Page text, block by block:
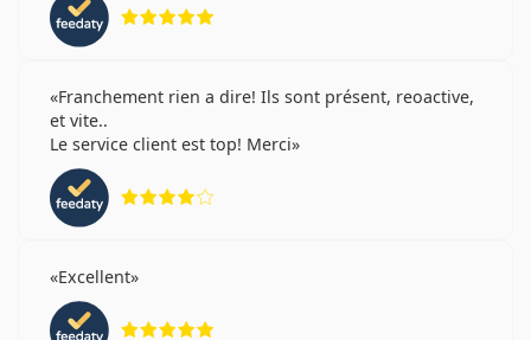
Franchement rien a dire! Ils sont présent, reoactive,
et vite..
Le service client est top! Merci
Excellent